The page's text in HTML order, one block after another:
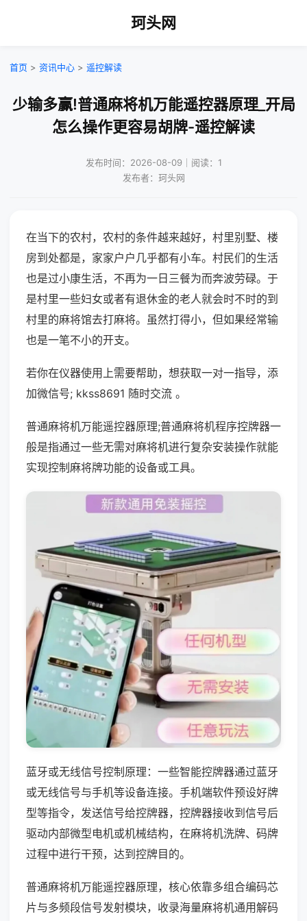
珂头网
首页 > 资讯中心 > 遥控解读
少输多赢!普通麻将机万能遥控器原理_开局
怎么操作更容易胡牌-遥控解读
发布时间：2026-08-09｜阅读：1
发布者：珂头网
在当下的农村，农村的条件越来越好，村里别墅、楼
房到处都是，家家户户几乎都有小车。村民们的生活
也是过小康生活，不再为一日三餐为而奔波劳碌。于
是村里一些妇女或者有退休金的老人就会时不时的到
村里的麻将馆去打麻将。虽然打得小，但如果经常输
也是一笔不小的开支。
若你在仪器使用上需要帮助，想获取一对一指导，添
加微信号; kkss8691 随时交流 。
普通麻将机万能遥控器原理;普通麻将机程序控牌器一
般是指通过一些无需对麻将机进行复杂安装操作就能
实现控制麻将牌功能的设备或工具。
蓝牙或无线信号控制原理：一些智能控牌器通过蓝牙
或无线信号与手机等设备连接。手机端软件预设好牌
型等指令，发送信号给控牌器，控牌器接收到信号后
驱动内部微型电机或机械结构，在麻将机洗牌、码牌
过程中进行干预，达到控牌目的。
普通麻将机万能遥控器原理，核心依靠多组合编码芯
片与多频段信号发射模块，收录海量麻将机通用解码